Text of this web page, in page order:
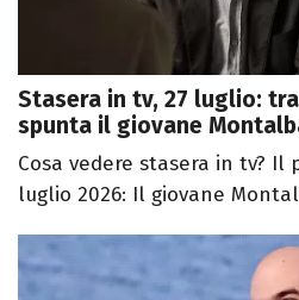
Stasera in tv, 27 luglio:
spunta il giovane
Cosa vedere stasera in tv? Il
luglio 2026: Il giovane